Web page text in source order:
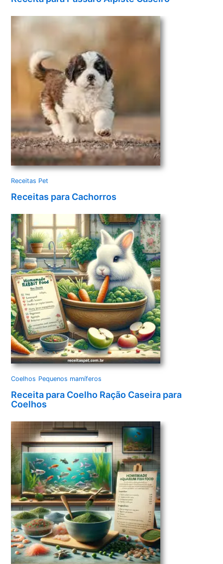
Receitas Pet
Receitas para Cachorros
Coelhos Pequenos mamíferos
Receita para Coelho Ração Caseira para
Coelhos